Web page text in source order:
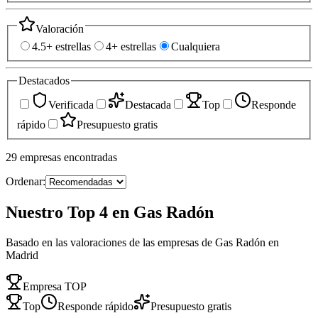
Valoración
4.5+ estrellas
4+ estrellas Cualquiera
Destacados
Verificada
Destacada Top
Responde
rápido
Presupuesto gratis
29 empresas encontradas
Ordenar:
Nuestro Top 4 en Gas Radón
Basado en las valoraciones de las empresas de Gas Radón en
Madrid
Empresa TOP
Top
Responde rápido Presupuesto gratis